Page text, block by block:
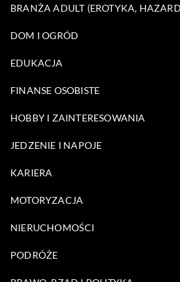
BRANŻA ADULT (EROTYKA,
DOM I OGRÓD
EDUKACJA
FINANSE OSOBISTE
HOBBY I ZAINTERESOWANIA
JEDZENIE I NAPOJE
KARIERA
MOTORYZACJA
NIERUCHOMOŚCI
PODRÓŻE